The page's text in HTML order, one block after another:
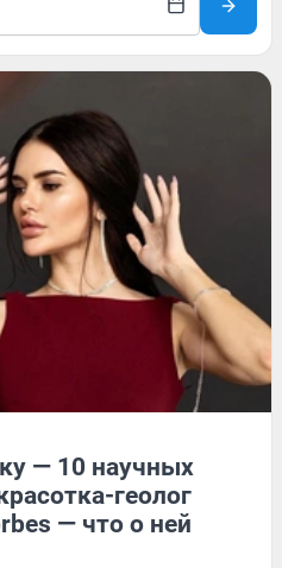
— 10 научных
геолог
— что о ней